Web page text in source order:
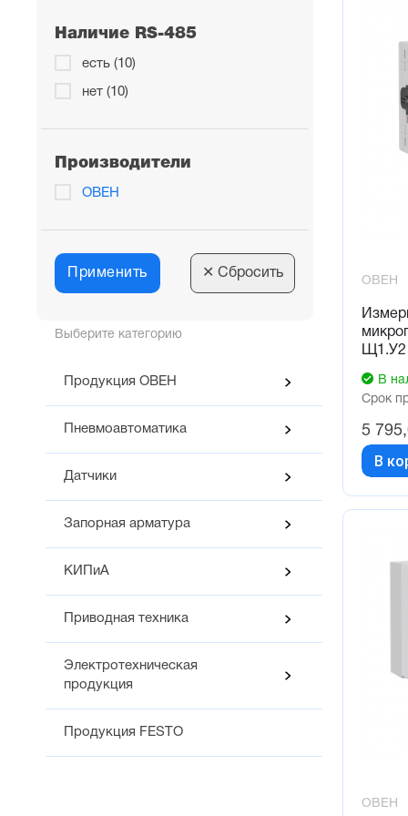
Выберите категорию
Продукция ОВЕН
Пневмоавтоматика
Датчики
Запорная арматура
КИПиА
Приводная техника
Электротехническая
продукция
Продукция FESTO
Наличие RS-485
есть (10)
нет (10)
Производители
ОВЕН
Применить ✕ Сбросить
В
USB
Два
Авария
В
Прибор
ОВЕН
Щ1.У2
В
Срок
5
В
ОВЕН